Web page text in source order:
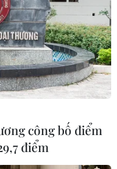
ở tỉnh Sơn Tây, Trung
THX/TTXVN)
ngày 4/7, Trung
cường quốc hàng
phát triển
tham vọng lớn.
cường quốc hàng
nay.
công bố điểm
điểm